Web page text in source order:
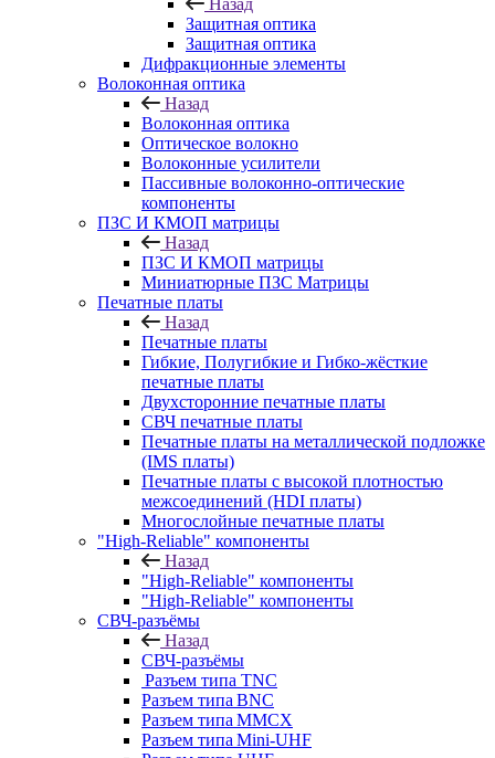
Назад
Защитная оптика
Защитная оптика
Дифракционные элементы
Волоконная оптика
Назад
Волоконная оптика
Оптическое волокно
Волоконные усилители
Пассивные волоконно-оптические
компоненты
ПЗС И КМОП матрицы
Назад
ПЗС И КМОП матрицы
Миниатюрные ПЗС Матрицы
Печатные платы
Назад
Печатные платы
Гибкие, Полугибкие и Гибко-жёсткие
печатные платы
Двухсторонние печатные платы
СВЧ печатные платы
Печатные платы на металлической подложке
(IMS платы)
Печатные платы с высокой плотностью
межсоединений (HDI платы)
Многослойные печатные платы
"High-Reliable" компоненты
Назад
"High-Reliable" компоненты
"High-Reliable" компоненты
СВЧ-разъёмы
Назад
СВЧ-разъёмы
Разъем типа TNC
Разъем типа BNC
Разъем типа MMCX
Разъем типа Mini-UHF